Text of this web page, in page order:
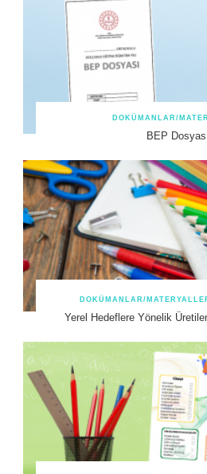
DOKÜMANLAR/
BEP
DOKÜMANLAR/
Yerel Hedeflere Yönelik